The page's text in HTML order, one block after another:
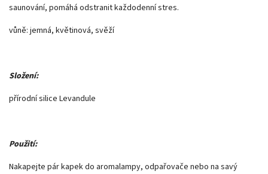
saunování, pomáhá odstranit každodenní stres.
vůně: jemná, květinová, svěží
Složení:
přírodní silice Levandule
Použití:
Nakapejte pár kapek do aromalampy, odpařovače nebo na savý